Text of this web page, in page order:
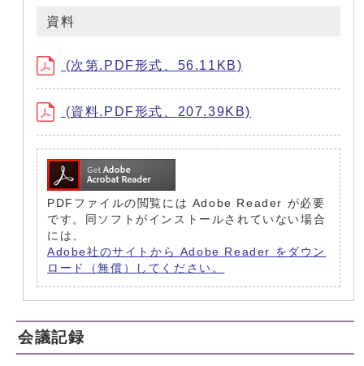
資料
(次第.PDF形式、56.11KB)
(資料.PDF形式、207.39KB)
PDFファイルの閲覧には Adobe Reader が必要
です。同ソフトがインストールされていない場合
には、
Adobe社のサイトから Adobe Reader をダウン
ロード（無償）してください。
会議記録